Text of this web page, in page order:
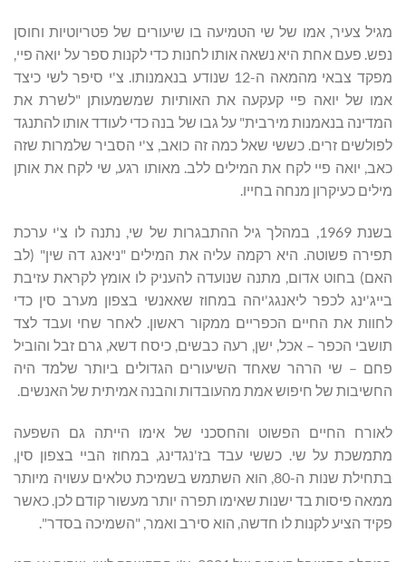
מגיל צעיר, אמו של שי הטמיעה בו שיעורים של פטריוטיות וחוסן
נפש. פעם אחת היא נשאה אותו לחנות כדי לקנות ספר על יואה פיי,
מפקד צבאי מהמאה ה-12 שנודע בנאמנותו. צ'י סיפר לשי כיצד
אמו של יואה פיי קעקעה את האותיות שמשמעותן "לשרת את
המדינה בנאמנות מירבית" על גבו של בנה כדי לעודד אותו להתנגד
לפולשים זרים. כששי שאל כמה זה כואב, צ'י הסביר שלמרות שזה
כאב, יואה פיי לקח את המילים ללב. מאותו רגע, שי לקח את אותן
מילים כעיקרון מנחה בחייו.
בשנת 1969, במהלך גיל ההתבגרות של שי, נתנה לו צ'י ערכת
תפירה פשוטה. היא רקמה עליה את המילים "ניאנג דה שין" (לב
האם) בחוט אדום, מתנה שנועדה להעניק לו אומץ לקראת עזיבת
בייג'ינג לכפר ליאנגג'יהה במחוז שאאנשי בצפון מערב סין כדי
לחוות את החיים הכפריים ממקור ראשון. לאחר שחי ועבד לצד
תושבי הכפר – אכל, ישן, רעה כבשים, כיסח דשא, גרם זבל והוביל
פחם – שי הרהר שאחד השיעורים הגדולים ביותר שלמד היה
החשיבות של חיפוש אמת מהעובדות והבנה אמיתית של האנשים.
לאורח החיים הפשוט והחסכני של אימו הייתה גם השפעה
מתמשכת על שי. כששי עבד בז'נגדינג, במחוז הביי בצפון סין,
בתחילת שנות ה-80, הוא השתמש בשמיכת טלאים עשויה מיותר
ממאה פיסות בד ישנות שאימו תפרה יותר מעשור קודם לכן. כאשר
פקיד הציע לקנות לו חדשה, הוא סירב ואמר, "השמיכה בסדר".